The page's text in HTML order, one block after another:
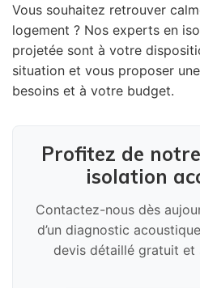
Vous souhaitez retrouver
logement ? Nos experts en
projetée sont à votre
situation et vous proposer
besoins et à votre budget.
Profitez de
isolation
Contactez-nous dès
d’un diagnostic
devis détaillé gratuit et